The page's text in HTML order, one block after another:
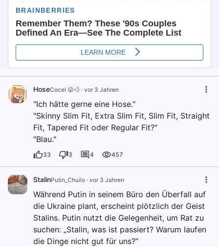
HoseCocel 😮💨 · vor 3 Jahren
"Ich hätte gerne eine Hose."
"Skinny Slim Fit, Extra Slim Fit, Slim Fit, Straight
Fit, Tapered Fit oder Regular Fit?"
"Blau."
33 3 4 457
StalinPutin_Chuilo · vor 3 Jahren
Während Putin in seinem Büro den Überfall auf
die Ukraine plant, erscheint plötzlich der Geist
Stalins. Putin nutzt die Gelegenheit, um Rat zu
suchen: „Stalin, was ist passiert? Warum laufen
die Dinge nicht gut für uns?”